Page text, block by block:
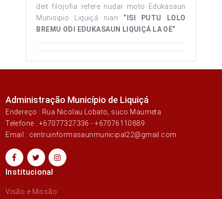
deit filojofia refere nudar moto Edukasaun
Munisipio Liquiçá nian “ISI PUTU LOLO
BREMU ODI EDUKASAUN LIQUIÇÁ LA OE”
Administração Município de Liquiçá
Endereço : Rua Nicolau Lobato, suco Maumeta
Telefone : +67077327336 - +67076110889
Email : centruinformasaunmunicipal22@gmail.com
Institucional
Visão e Missão